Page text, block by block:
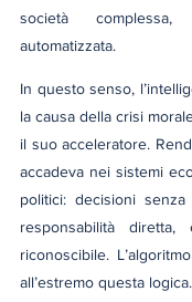
società
automatizzata.
In questo senso,
la causa della crisi
il suo acceleratore.
accadeva nei sistemi
politici: decisioni
responsabilità
riconoscibile.
all’estremo questa logica.